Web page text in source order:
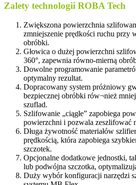
Zalety technologii ROBA Tech
Zwiększona powierzchnia
zmniejszenie prędkości ruchu przy
obróbki.
Głowica o dużej powierzchni
360°, zapewnia równo-mierną
Dowolne programowanie
optymalny rezultat.
Dopracowany system próżniowy
bezpiecznej obróbki rów¬nież
szuflad.
Szlifowanie „ciągłe” zapobiega
powierzchni i pozwala zeszlifować
Długa żywotność materiałów
prędkością, która zapobiega
szczotek.
Opcjonalne dodatkowe jednostki,
lub podwójna szczotka,
Duży wybór konfiguracji narzędzi